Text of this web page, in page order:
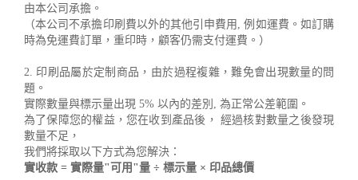
由本公司承擔。
（本公司不承擔印刷費以外的其他引申費用, 例如運費。如訂購
時為免運費訂單，重印時，顧客仍需支付運費。）
2. 印刷品屬於定制商品，由於過程複雜，難免會出現數量的問
題。
實際數量與標示量出現 5% 以內的差別, 為正常公差範圍。
為了保障您的權益，您在收到產品後， 經過核對數量之後發現
數量不足，
我們將採取以下方式為您解決：
實收款 = 實際量"可用"量 ÷ 標示量 × 印品總價